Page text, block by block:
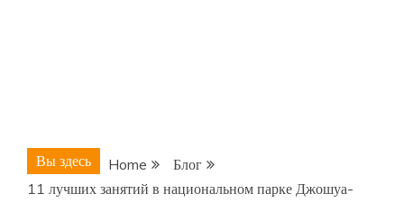
Вы здесь Home
Блог
11 лучших занятий в национальном парке Джошуа-